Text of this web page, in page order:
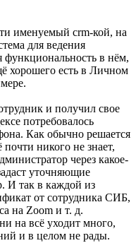
именуемый crm-кой, на
для ведения
функциональность в нём,
хорошего есть в Личном
и получил свое
потребовалось
Как обычно решается
никого не знает,
через какое-
уточняющие
И так в каждой из
от сотрудника СИБ,
на Zoom и т. д.
на всё уходит много,
и в целом не рады.